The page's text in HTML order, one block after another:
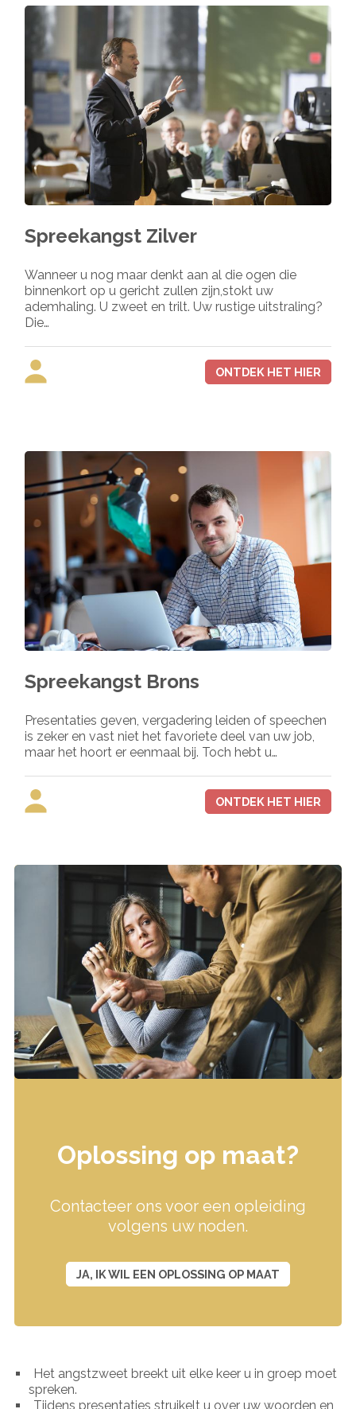
Spreekangst Zilver
Wanneer u nog maar denkt aan al die ogen die
binnenkort op u gericht zullen zijn,stokt uw
ademhaling. U zweet en trilt. Uw rustige uitstraling?
Die…
ONTDEK HET HIER
Spreekangst Brons
Presentaties geven, vergadering leiden of speechen
is zeker en vast niet het favoriete deel van uw job,
maar het hoort er eenmaal bij. Toch hebt u…
ONTDEK HET HIER
Oplossing op maat?
Contacteer ons voor een opleiding
volgens uw noden.
JA, IK WIL EEN OPLOSSING OP MAAT
Het angstzweet breekt uit elke keer u in groep moet
spreken.
Tijdens presentaties struikelt u over uw woorden en